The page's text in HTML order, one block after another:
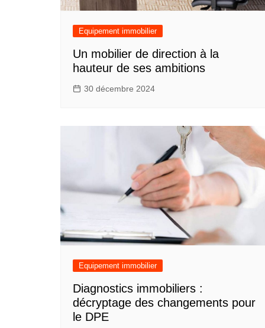
Equipement immobilier
Un mobilier de direction à la
hauteur de ses ambitions
30 décembre 2024
Equipement immobilier
Diagnostics immobiliers :
décryptage des changements pour
le DPE